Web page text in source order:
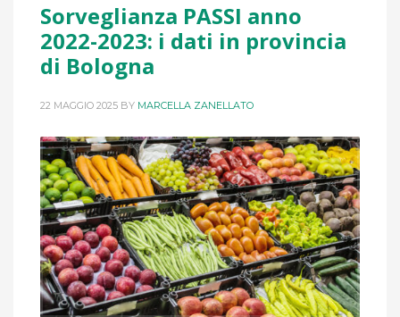
Sorveglianza PASSI anno
2022-2023: i dati in provincia
di Bologna
22 MAGGIO 2025 BY MARCELLA ZANELLATO